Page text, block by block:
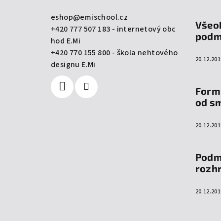
eshop@emischool.cz
+420 777 507 183 - internetový obc
hod E.Mi
+420 770 155 800 - škola nehtového
designu E.Mi
od